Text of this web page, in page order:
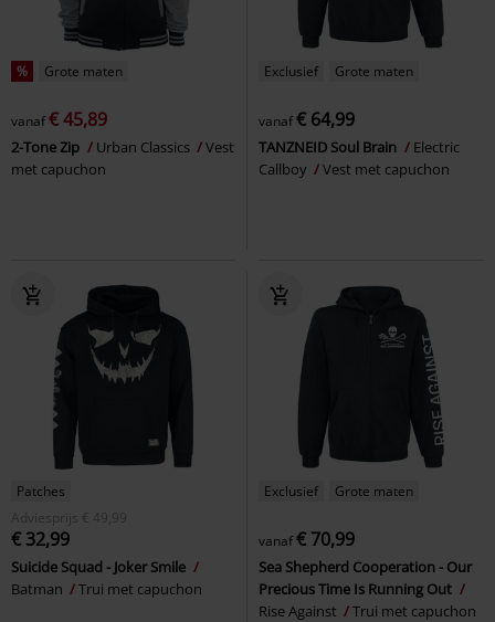
% Grote maten
vanaf€ 45,89
2-Tone Zip Urban Classics
Vest
met capuchon
Exclusief Grote maten
vanaf€ 64,99
TANZNEID Soul Brain
Electric
Callboy
Vest met capuchon
Patches
Adviesprijs
€ 49,99
€ 32,99
Suicide Squad - Joker Smile
Batman
Trui met capuchon
Exclusief Grote maten
vanaf€ 70,99
Sea Shepherd Cooperation - Our
Precious Time Is Running Out
Rise Against
Trui met capuchon